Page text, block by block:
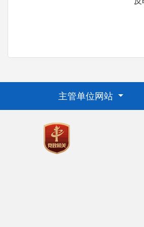
主管单位网站